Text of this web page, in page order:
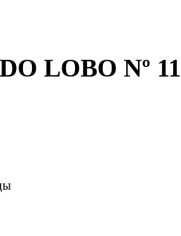
LOBO Nº 11